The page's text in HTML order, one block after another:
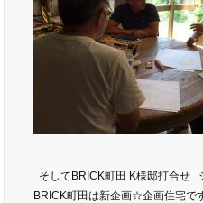
そしてBRICK町田 K様邸打合せ
BRICK町田は新企画☆企画住宅で